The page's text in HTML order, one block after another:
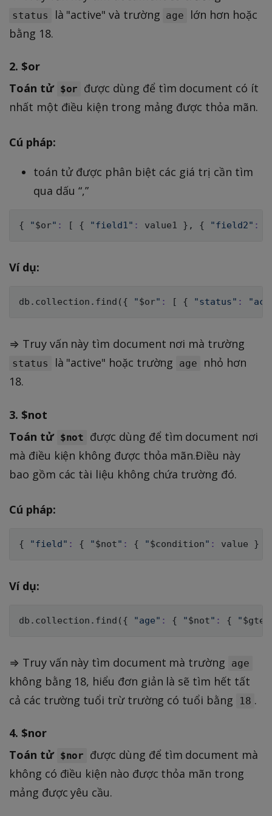
status là "active" và trường age
lớn hơn hoặc
bằng 18.
2. $or
Toán tử $or
được dùng để tìm document có ít
nhất một điều kiện trong mảng được thỏa mãn.
Cú pháp:
toán tử được phân biệt các giá trị cần tìm
qua dấu “,”
{ "$or" : [ { "field1" : value1 } , { "field2" :
Ví dụ:
db.collection.find ( { "$or" : [ { "status" :
⇒ Truy vấn này tìm document nơi mà trường
status là "active" hoặc trường age
nhỏ hơn
18.
3. $not
Toán tử $not
được dùng để tìm document nơi
mà điều kiện không được thỏa mãn.Điều này
bao gồm các tài liệu không chứa trường đó.
Cú pháp:
{ "field" : { "$not" : { "$condition" : value }
Ví dụ:
db.collection.find ( { "age" : { "$not" : { "$gte
⇒ Truy vấn này tìm document mà trường age
không bằng 18, hiểu đơn giản là sẽ tìm hết tất
cả các trường tuổi trừ trường có tuổi bằng
18 .
4. $nor
Toán tử $nor
được dùng để tìm document mà
không có điều kiện nào được thỏa mãn trong
mảng được yêu cầu.